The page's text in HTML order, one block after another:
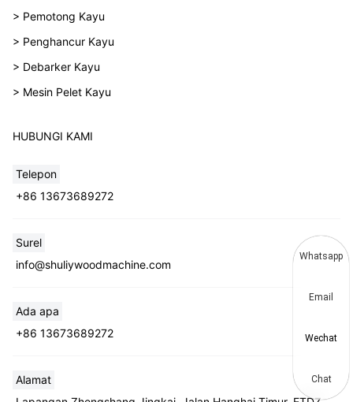
> Pemotong Kayu
> Penghancur Kayu
> Debarker Kayu
> Mesin Pelet Kayu
HUBUNGI KAMI
Telepon
+86 13673689272
Surel
info@shuliywoodmachine.com
Ada apa
+86 13673689272
Alamat
Whatsapp
Email
Wechat
Chat